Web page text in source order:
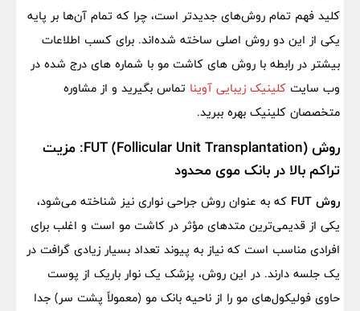
کلید فهم تمام روش‌های جدیدتر است، چرا که تمام آن‌ها بر پایه
یکی از این دو روش اصلی ساخته شده‌اند. برای کسب اطلاعات
بیشتر در رابطه با روش های کاشت مو با شماره های درج شده در
وب سایت کلینیک زیبایی آوینا تماس بگیرید و از مشاوره
متخصصان کلینیک بهره ببرید.
روش FUT (Follicular Unit Transplantation): مزیت
تراکم بالا در بانک موی محدود
روش FUT
که به عنوان روش جراحی نواری نیز شناخته می‌شود،
یکی از قدیمی‌ترین متدهای مؤثر در کاشت مو است و اغلب برای
افرادی مناسب است که نیاز به پیوند تعداد بسیار زیادی گرافت در
یک جلسه دارند. در این روش، پزشک یک نوار باریک از پوست
حاوی فولیکول‌های مو را از ناحیه بانک مو (معمولاً پشت سر) جدا